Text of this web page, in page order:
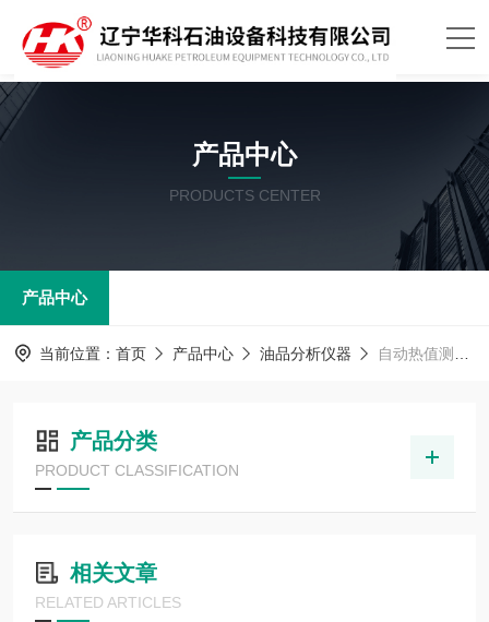
产品中心
PRODUCTS CENTER
产品中心
当前位置： 首页 产品中心 油品分析仪器 自动热值测定器
产品分类
PRODUCT CLASSIFICATION
相关文章
RELATED ARTICLES